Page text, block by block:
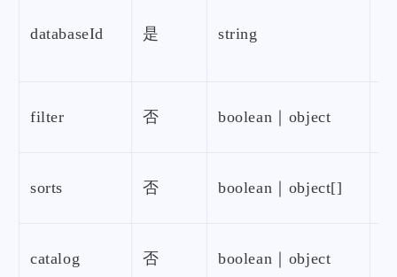
databaseId 是 string
filter 否 boolean｜object
sorts 否 boolean｜object[]
catalog 否 boolean｜object